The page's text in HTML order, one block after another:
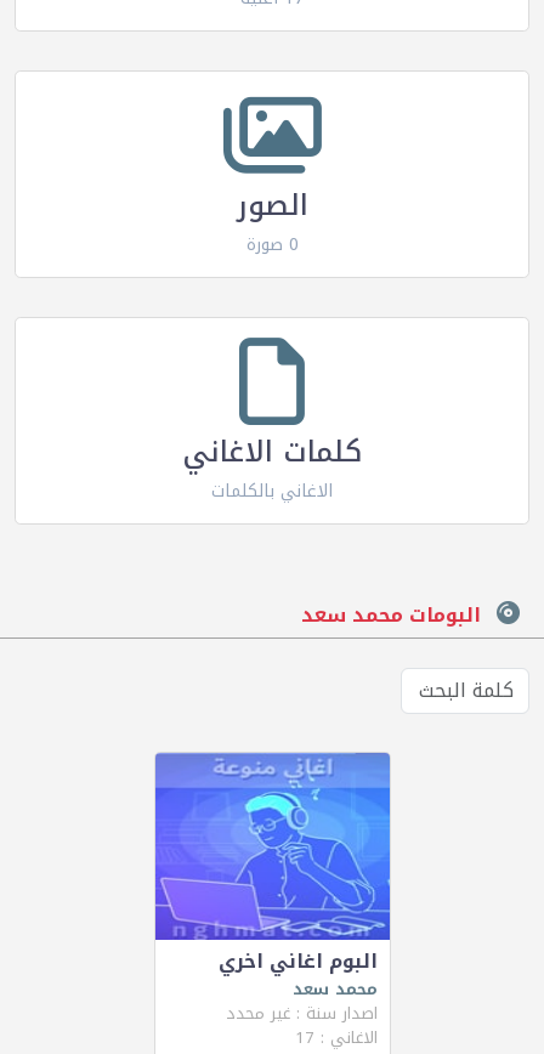
الصور
0 صورة
كلمات الاغاني
الاغاني بالكلمات
البومات محمد سعد
البوم اغاني اخري
محمد سعد
اصدار سنة : غير محدد
الاغاني : 17